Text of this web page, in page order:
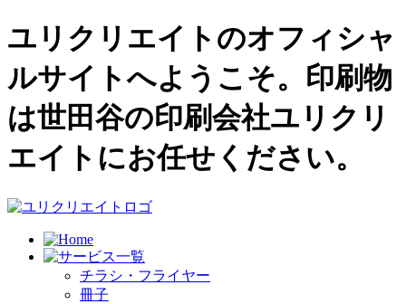
ユリクリエイトのオフィシャ
ルサイトへようこそ。印刷物
は世田谷の印刷会社ユリクリ
エイトにお任せください。
チラシ・フライヤー
冊子